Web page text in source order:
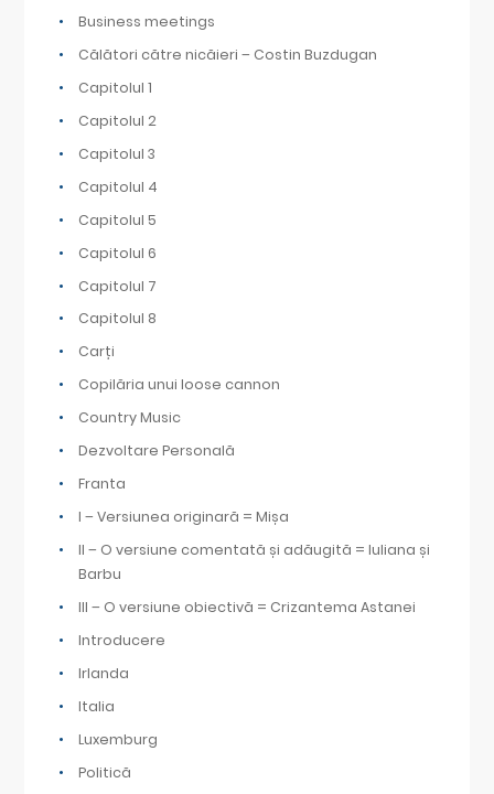
Business meetings
Călători către nicăieri – Costin Buzdugan
Capitolul 1
Capitolul 2
Capitolul 3
Capitolul 4
Capitolul 5
Capitolul 6
Capitolul 7
Capitolul 8
Carți
Copilăria unui loose cannon
Country Music
Dezvoltare Personală
Franta
I – Versiunea originară = Mișa
II – O versiune comentată și adăugită = Iuliana și
Barbu
III – O versiune obiectivă = Crizantema Astanei
Introducere
Irlanda
Italia
Luxemburg
Politică